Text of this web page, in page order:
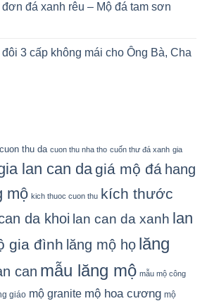
đơn đá xanh rêu – Mộ đá tam sơn
đôi 3 cấp không mái cho Ông Bà, Cha
cuon thu da cuon thu nha tho cuốn thư đá xanh gia
lan can dagiá mộ đá hang
mộ kich thuoc cuon thu kích thước
da khoi lan can da xanh lan
gia đình lăng mộ họ lăng
can mẫu lăng mộ mẫu mộ công
giáo mộ granite mộ hoa cương mộ